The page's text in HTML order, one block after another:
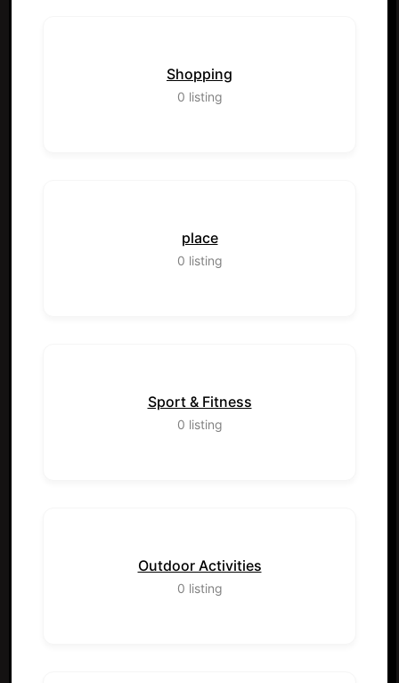
Shopping
0 listing
place
0 listing
Sport & Fitness
0 listing
Outdoor Activities
0 listing